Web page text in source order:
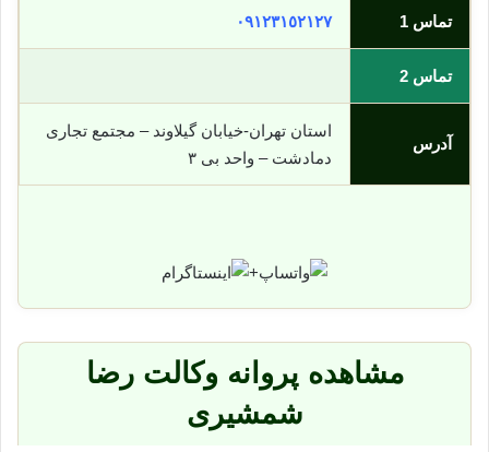
تماس 1 ٠٩١٢٣١٥٢١٢٧
تماس 2
آدرس
استان تهران-خیابان گیلاوند – مجتمع تجاری
دمادشت – واحد بی ٣
+
مشاهده پروانه وکالت رضا
شمشیری